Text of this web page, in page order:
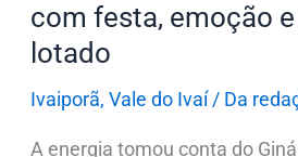
com festa, emoção
lotado
Ivaiporã, Vale do Ivaí/ Da
A energia tomou conta do